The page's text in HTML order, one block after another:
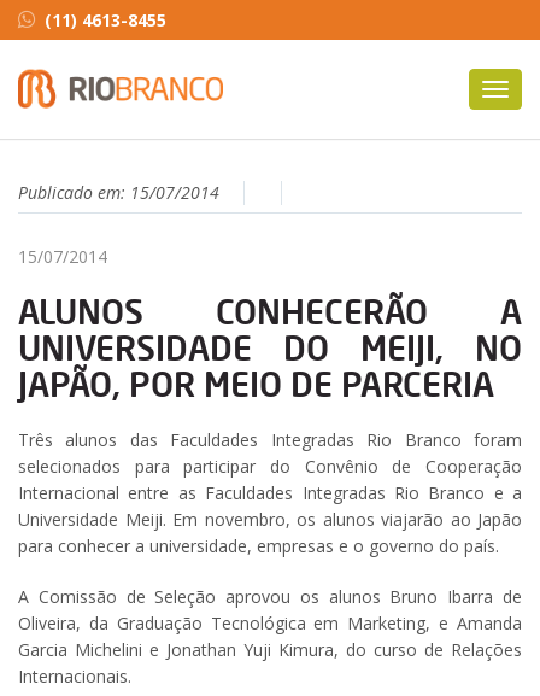
(11) 4613-8455
Publicado em: 15/07/2014
15/07/2014
ALUNOS CONHECERÃO A
UNIVERSIDADE DO MEIJI, NO
JAPÃO, POR MEIO DE PARCERIA
Três alunos das Faculdades Integradas Rio Branco foram
selecionados para participar do Convênio de Cooperação
Internacional entre as Faculdades Integradas Rio Branco e a
Universidade Meiji. Em novembro, os alunos viajarão ao Japão
para conhecer a universidade, empresas e o governo do país.
A Comissão de Seleção aprovou os alunos Bruno Ibarra de
Oliveira, da Graduação Tecnológica em Marketing, e Amanda
Garcia Michelini e Jonathan Yuji Kimura, do curso de Relações
Internacionais.